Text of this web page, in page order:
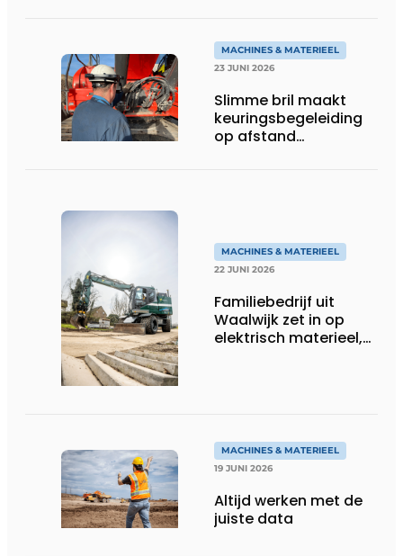
MACHINES & MATERIEEL
23 JUNI 2026
Slimme bril maakt
keuringsbegeleiding
op afstand
MACHINES & MATERIEEL
22 JUNI 2026
Familiebedrijf uit
Waalwijk zet in op
elektrisch materieel,
MACHINES & MATERIEEL
19 JUNI 2026
Altijd werken met de
juiste data